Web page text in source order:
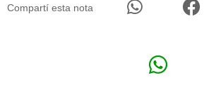
Compartí esta nota